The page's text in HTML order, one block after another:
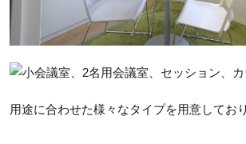
用途に合わせた様々なタイプを用意してお